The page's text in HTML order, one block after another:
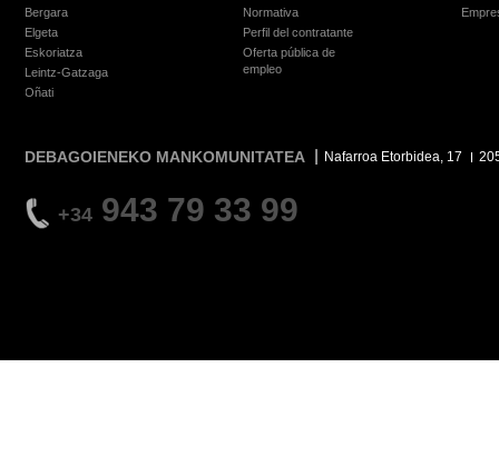
Bergara
Elgeta
Eskoriatza
Leintz-Gatzaga
Oñati
Normativa
Perfil del contratante
Oferta pública de
empleo
DEBAGOIENEKO MANKOMUNITATEA Nafarroa Etorbidea, 17
+34 943 79 33 99